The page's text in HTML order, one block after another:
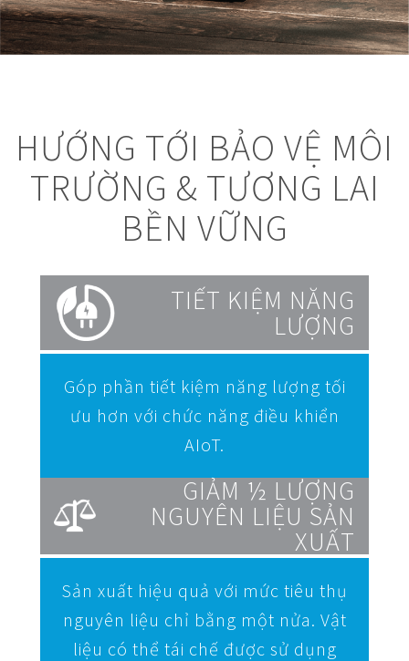
HƯỚNG TỚI BẢO VỆ MÔI
TRƯỜNG & TƯƠNG LAI
BỀN VỮNG
TIẾT KIỆM NĂNG
LƯỢNG
Góp phần tiết kiệm năng lượng tối
ưu hơn với chức năng điều khiển
AIoT.
GIẢM ½ LƯỢNG
NGUYÊN LIỆU SẢN
XUẤT
Sản xuất hiệu quả với mức tiêu thụ
nguyên liệu chỉ bằng một nửa. Vật
liệu có thể tái chế được sử dụng